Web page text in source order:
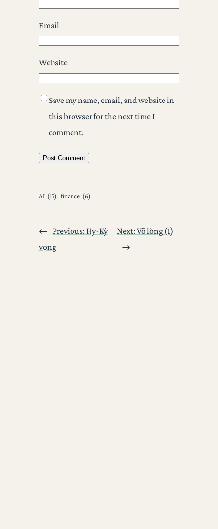
Email
Website
Save my name, email, and website in
this browser for the next time I
comment.
AI (17) finance (6)
← Previous: Hy-Kỳ
vọng
Next:Vỡ lòng (1)
→